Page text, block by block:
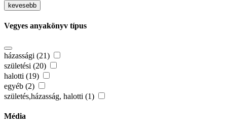
kevesebb
Vegyes anyakönyv típus
házassági (21)
születési (20)
halotti (19)
egyéb (2)
születés,házasság, halotti (1)
Média